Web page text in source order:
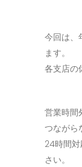
今回は、
ます。
各支店の
営業時間
つながら
24時間
さい。